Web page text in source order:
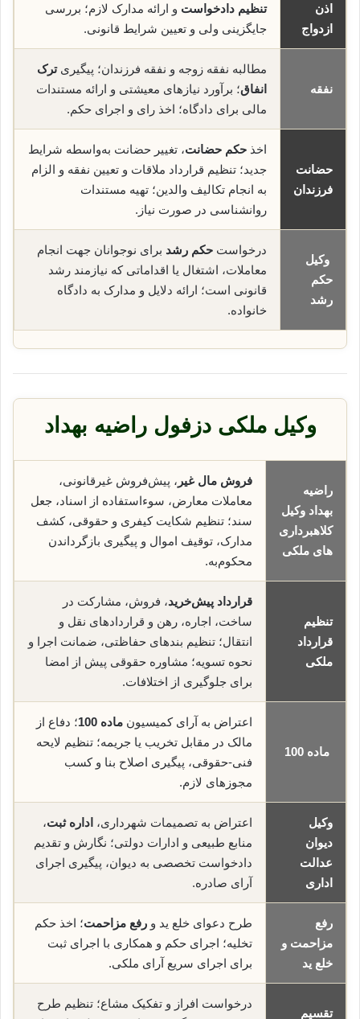
اذن
ازدواج
تنظیم دادخواست و ارائه مدارک لازم؛ بررسی
جایگزینی ولی و تعیین شرایط قانونی.
نفقه
مطالبه نفقه زوجه و نفقه فرزندان؛ پیگیریترک
انفاق؛ برآورد نیازهای معیشتی و ارائه مستندات
مالی برای دادگاه؛ اخذ رای و اجرای حکم.
حضانت
فرزندان
اخذ حکم حضانت، تغییر حضانت به‌واسطه شرایط
جدید؛ تنظیم قرارداد ملاقات و تعیین نفقه و الزام
به انجام تکالیف والدین؛ تهیه مستندات
روانشناسی در صورت نیاز.
وکیل
حکم
رشد
درخواست حکم رشد برای نوجوانان جهت انجام
معاملات، اشتغال یا اقداماتی که نیازمند رشد
قانونی است؛ ارائه دلایل و مدارک به دادگاه
خانواده.
وکیل ملکی دزفول راضیه بهداد
راضیه
بهداد وکیل
کلاهبرداری
های ملکی
فروش مال غیر ، پیش‌فروش غیرقانونی،
معاملات معارض، سوء‌استفاده از اسناد، جعل
سند؛ تنظیم شکایت کیفری و حقوقی، کشف
مدارک، توقیف اموال و پیگیری بازگرداندن
محکوم‌به.
تنظیم
قرارداد
ملکی
قرارداد پیش‌خرید، فروش، مشارکت در
ساخت، اجاره، رهن و قراردادهای نقل و
انتقال؛ تنظیم بندهای حفاظتی، ضمانت اجرا و
نحوه تسویه؛ مشاوره حقوقی پیش از امضا
برای جلوگیری از اختلافات.
ماده 100
اعتراض به آرای کمیسیون ماده 100
؛ دفاع از
مالک در مقابل تخریب یا جریمه؛ تنظیم لایحه
فنی-حقوقی، پیگیری اصلاح بنا و کسب
مجوزهای لازم.
وکیل
دیوان
عدالت
اداری
اعتراض به تصمیمات شهرداری، اداره ثبت،
منابع طبیعی و ادارات دولتی؛ نگارش و تقدیم
دادخواست تخصصی به دیوان، پیگیری اجرای
آرای صادره.
رفع
مزاحمت و
خلع ید
طرح دعوای خلع ید و رفع مزاحمت؛ اخذ حکم
تخلیه؛ اجرای حکم و همکاری با اجرای ثبت
برای اجرای سریع آرای ملکی.
تقسیم
درخواست افراز و تفکیک مشاع؛ تنظیم طرح